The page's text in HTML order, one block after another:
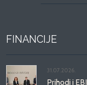
FINANCIJE
31.07.2026.
Prihodi i